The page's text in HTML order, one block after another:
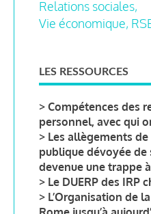
Relations sociales,
Vie économique,
LES RESSOURCES
> Compétences des
personnel, avec qui
> Les allègements
publique dévoyée
devenue une trappe
> Le DUERP des IRP
> L’Organisation de